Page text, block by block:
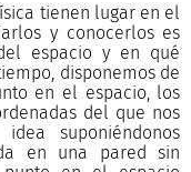
tienen lugar en el
y conocerlos es
espacio y en qué
disponemos de
en el espacio, los
del que nos
suponiéndonos
en una pared sin